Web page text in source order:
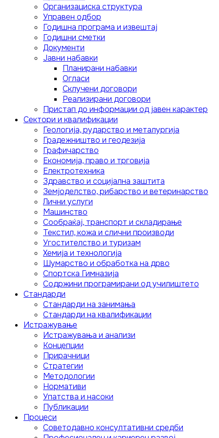
Организациска структура
Управен одбор
Годишна програма и извештај
Годишни сметки
Документи
Јавни набавки
Планирани набавки
Огласи
Склучени договори
Реализирани договори
Пристап до информации од јавен карактер
Сектори и квалификации
Геологија, рударство и металургија
Градежништво и геодезија
Графичарство
Економија, право и трговија
Електротехника
Здравство и социјална заштита
Земјоделство, рибарство и ветеринарство
Лични услуги
Mашинство
Сообраќај, транспорт и складирање
Текстил, кожа и слични производи
Угостителство и туризам
Хемија и технологија
Шумарство и обработка на дрво
Спортска Гимназија
Содржини програмирани од училиштето
Стандарди
Стандарди на занимања
Стандарди на квалификации
Истражување
Истражувања и анализи
Концепции
Прирачници
Стратегии
Методологии
Нормативи
Упатства и насоки
Публикации
Процеси
Советодавно консултативни средби